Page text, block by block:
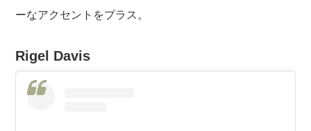
ーなアクセントをプラス。
Rigel Davis